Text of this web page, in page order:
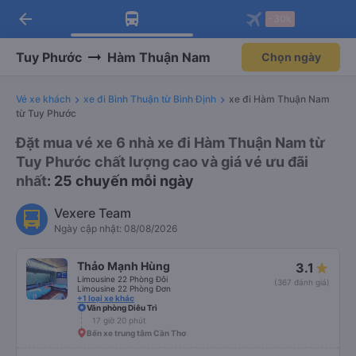
Tải app Vexere ngay!
Nhận ưu đãi thành viên độc
Mở app
Tải app Vexere
-30k/ghế khi đặt vé máy bay qua
Mở app
arrow_back
Tuy Phước Hàm Thuận Nam Chọn ngày
Vé xe khách xe đi Bình Thuận từ Bình Định
xe đi Hàm Thuận Nam
từ Tuy Phước
Đặt mua vé xe 6 nhà xe đi Hàm Thuận Nam từ
Tuy Phước chất lượng cao và giá vé ưu đãi
nhất: 25 chuyến mỗi ngày
Vexere Team
Ngày cập nhật: 08/08/2026
Thảo Mạnh Hùng
Limousine 22 Phòng Đôi
Limousine 22 Phòng Đơn
+1 loại xe khác
3.1
(367 đánh giá)
Văn phòng Diêu Trì
17 giờ 20 phút
Bến xe trung tâm Cần Thơ